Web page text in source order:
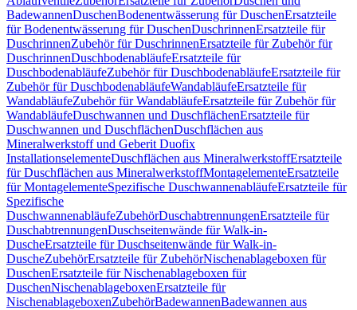
BadewannenDuschenBodenentwässerung für DuschenErsatzteile
für Bodenentwässerung für DuschenDuschrinnenErsatzteile für
DuschrinnenZubehör für DuschrinnenErsatzteile für Zubehör für
DuschrinnenDuschbodenabläufeErsatzteile für
DuschbodenabläufeZubehör für DuschbodenabläufeErsatzteile für
Zubehör für DuschbodenabläufeWandabläufeErsatzteile für
WandabläufeZubehör für WandabläufeErsatzteile für Zubehör für
WandabläufeDuschwannen und DuschflächenErsatzteile für
Duschwannen und DuschflächenDuschflächen aus
Mineralwerkstoff und Geberit Duofix
InstallationselementeDuschflächen aus MineralwerkstoffErsatzteile
für Duschflächen aus MineralwerkstoffMontagelementeErsatzteile
für MontagelementeSpezifische DuschwannenabläufeErsatzteile für
Spezifische
DuschwannenabläufeZubehörDuschabtrennungenErsatzteile für
DuschabtrennungenDuschseitenwände für Walk-in-
DuscheErsatzteile für Duschseitenwände für Walk-in-
DuscheZubehörErsatzteile für ZubehörNischenablageboxen für
DuschenErsatzteile für Nischenablageboxen für
DuschenNischenablageboxenErsatzteile für
NischenablageboxenZubehörBadewannenBadewannen aus